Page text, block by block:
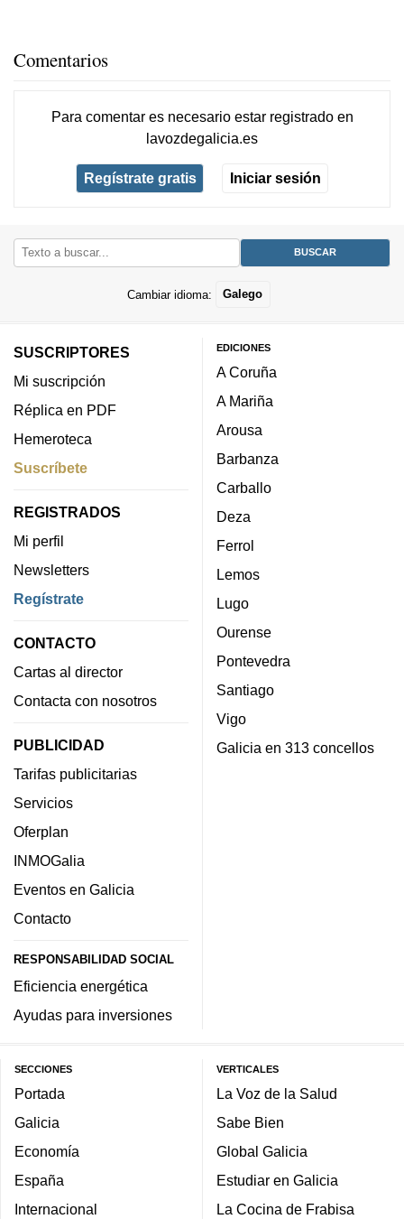
Comentarios
Para comentar es necesario estar registradoen
lavozdegalicia.es
Regístrate gratis Iniciar sesión
Cambiar idioma: Galego
SUSCRIPTORES
Mi suscripción
Réplica en PDF
Hemeroteca
Suscríbete
REGISTRADOS
Mi perfil
Newsletters
Regístrate
CONTACTO
Cartas al director
Contacta con nosotros
PUBLICIDAD
Tarifas publicitarias
Servicios
Oferplan
INMOGalia
Eventos en Galicia
Contacto
RESPONSABILIDAD SOCIAL
Eficiencia energética
Ayudas para inversiones
EDICIONES
A Coruña
A Mariña
Arousa
Barbanza
Carballo
Deza
Ferrol
Lemos
Lugo
Ourense
Pontevedra
Santiago
Vigo
Galicia en 313 concellos
SECCIONES
Portada
Galicia
Economía
España
Internacional
VERTICALES
La Voz de la Salud
Sabe Bien
Global Galicia
Estudiar en Galicia
La Cocina de Frabisa